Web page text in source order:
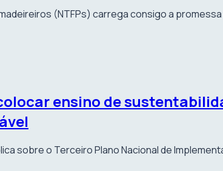
(NTFPs) carrega consigo a
ensino de
sobre o Terceiro Plano Nacional de